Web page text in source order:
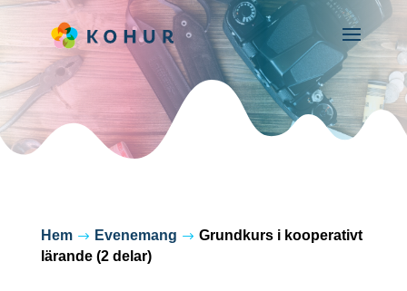
Hem $ Evenemang $ Grundkurs i kooperativt
lärande (2 delar)